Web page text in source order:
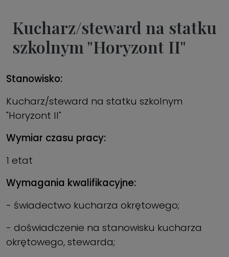
Kucharz/steward na statku
szkolnym "Horyzont II"
Stanowisko:
Kucharz/steward na statku szkolnym
"Horyzont II"
Wymiar czasu pracy:
1 etat
Wymagania kwalifikacyjne:
- świadectwo kucharza okrętowego;
- doświadczenie na stanowisku kucharza
okrętowego, stewarda;